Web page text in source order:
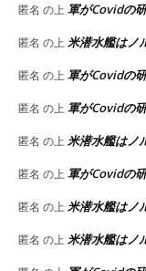
匿名 の上軍がCovidの
匿名 の上米潜水艦はノ
匿名 の上軍がCovidの
匿名 の上軍がCovidの
匿名 の上米潜水艦はノ
匿名 の上軍がCovidの
匿名 の上米潜水艦はノ
匿名 の上米潜水艦はノ